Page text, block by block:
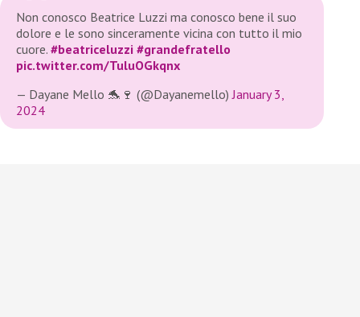
Non conosco Beatrice Luzzi ma conosco bene il suo
dolore e le sono sinceramente vicina con tutto il mio
cuore. #beatriceluzzi #grandefratello
pic.twitter.com/TuluOGkqnx
— Dayane Mello 🐬🍷 (@Dayanemello)January 3,
2024